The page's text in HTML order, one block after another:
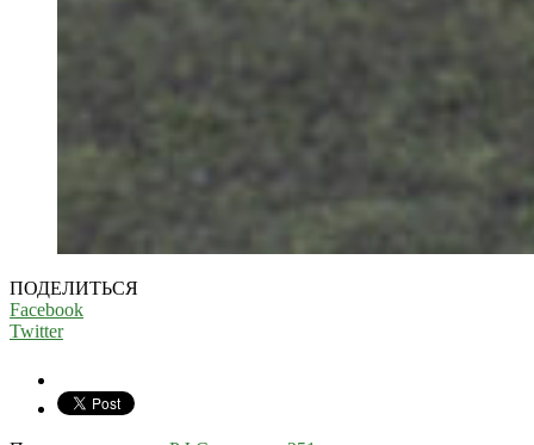
ПОДЕЛИТЬСЯ
Facebook
Twitter